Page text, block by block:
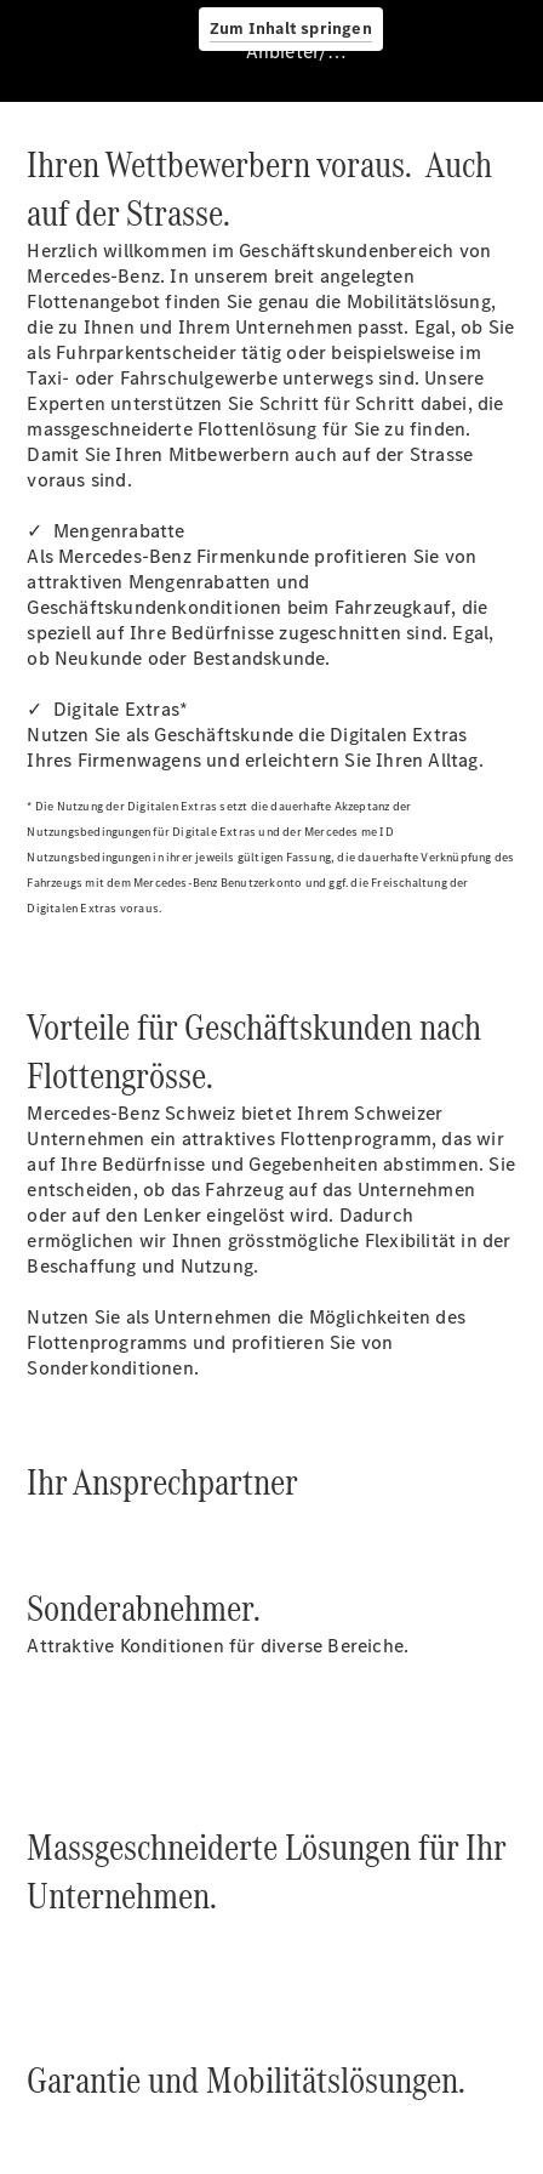
Zum Inhalt springen
Service &
Servicetermin
buchen
Digitale
Extras
Ladelösungen
Unterwegs
laden
Pannen- &
Reifen
Wartung,
Reparatur
&
Garantie
Garantie
Rückrufe
Ersatzteile
Accessories
Digitale
Fahrzeugzubehör
Collection
Betriebsanleitungen
Standort &
Öffnungszeiten
Kontaktformular
Anbieter/Datenschutz
Ihren Wettbewerbern voraus. Auch
auf der Strasse.
Herzlich willkommen im Geschäftskundenbereich von
Mercedes-Benz. In unserem breit angelegten
Flottenangebot finden Sie genau die Mobilitätslösung,
die zu Ihnen und Ihrem Unternehmen passt. Egal, ob Sie
als Fuhrparkentscheider tätig oder beispielsweise im
Taxi- oder Fahrschulgewerbe unterwegs sind. Unsere
Experten unterstützen Sie Schritt für Schritt dabei, die
massgeschneiderte Flottenlösung für Sie zu finden.
Damit Sie Ihren Mitbewerbern auch auf der Strasse
voraus sind.
✓ Mengenrabatte
Als Mercedes-Benz Firmenkunde profitieren Sie von
attraktiven Mengenrabatten und
Geschäftskundenkonditionen beim Fahrzeugkauf, die
speziell auf Ihre Bedürfnisse zugeschnitten sind. Egal,
ob Neukunde oder Bestandskunde.
✓ Digitale Extras*
Nutzen Sie als Geschäftskunde die Digitalen Extras
Ihres Firmenwagens und erleichtern Sie Ihren Alltag.
* Die Nutzung der Digitalen Extras setzt die dauerhafte Akzeptanz der
Nutzungsbedingungen für Digitale Extras und der Mercedes me ID
Nutzungsbedingungen in ihrer jeweils gültigen Fassung, die dauerhafte Verknüpfung des
Fahrzeugs mit dem Mercedes-Benz Benutzerkonto und ggf. die Freischaltung der
Digitalen Extras voraus.
Vorteile für Geschäftskunden nach
Flottengrösse.
Mercedes-Benz Schweiz bietet Ihrem Schweizer
Unternehmen ein attraktives Flottenprogramm, das wir
auf Ihre Bedürfnisse und Gegebenheiten abstimmen. Sie
entscheiden, ob das Fahrzeug auf das Unternehmen
oder auf den Lenker eingelöst wird. Dadurch
ermöglichen wir Ihnen grösstmögliche Flexibilität in der
Beschaffung und Nutzung.
Nutzen Sie als Unternehmen die Möglichkeiten des
Flottenprogramms und profitieren Sie von
Sonderkonditionen.
Ihr Ansprechpartner
Sonderabnehmer.
Attraktive Konditionen für diverse Bereiche.
Massgeschneiderte Lösungen für Ihr
Unternehmen.
Garantie und Mobilitätslösungen.